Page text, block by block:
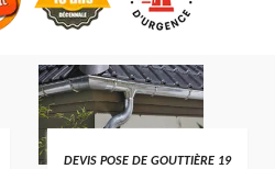
DEVIS POSE DE GOUTTIÈRE 19